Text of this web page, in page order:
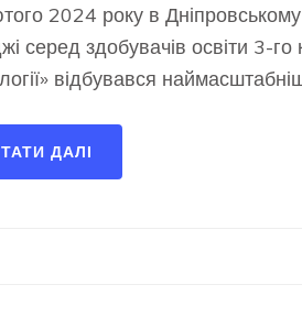
2024 року в
серед здобувачів освіти 3-го
відбувався
ДАЛІ